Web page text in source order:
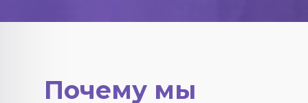
Почему мы